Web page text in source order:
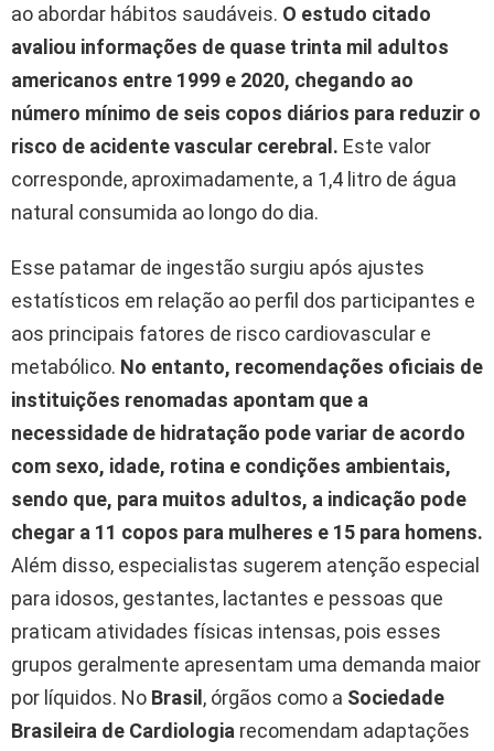
ao abordar hábitos saudáveis. O estudo citado
avaliou informações de quase trinta mil adultos
americanos entre 1999 e 2020, chegando ao
número mínimo de seis copos diários para reduzir o
risco de acidente vascular cerebral. Este valor
corresponde, aproximadamente, a 1,4 litro de água
natural consumida ao longo do dia.
Esse patamar de ingestão surgiu após ajustes
estatísticos em relação ao perfil dos participantes e
aos principais fatores de risco cardiovascular e
metabólico. No entanto, recomendações oficiais de
instituições renomadas apontam que a
necessidade de hidratação pode variar de acordo
com sexo, idade, rotina e condições ambientais,
sendo que, para muitos adultos, a indicação pode
chegar a 11 copos para mulheres e 15 para homens.
Além disso, especialistas sugerem atenção especial
para idosos, gestantes, lactantes e pessoas que
praticam atividades físicas intensas, pois esses
grupos geralmente apresentam uma demanda maior
por líquidos. No Brasil , órgãos como a Sociedade
Brasileira de Cardiologia recomendam adaptações